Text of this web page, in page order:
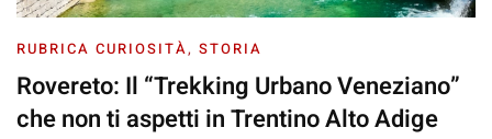
RUBRICA CURIOSITÀ, STORIA
Rovereto: Il “Trekking Urbano Veneziano”
che non ti aspetti in Trentino Alto Adige